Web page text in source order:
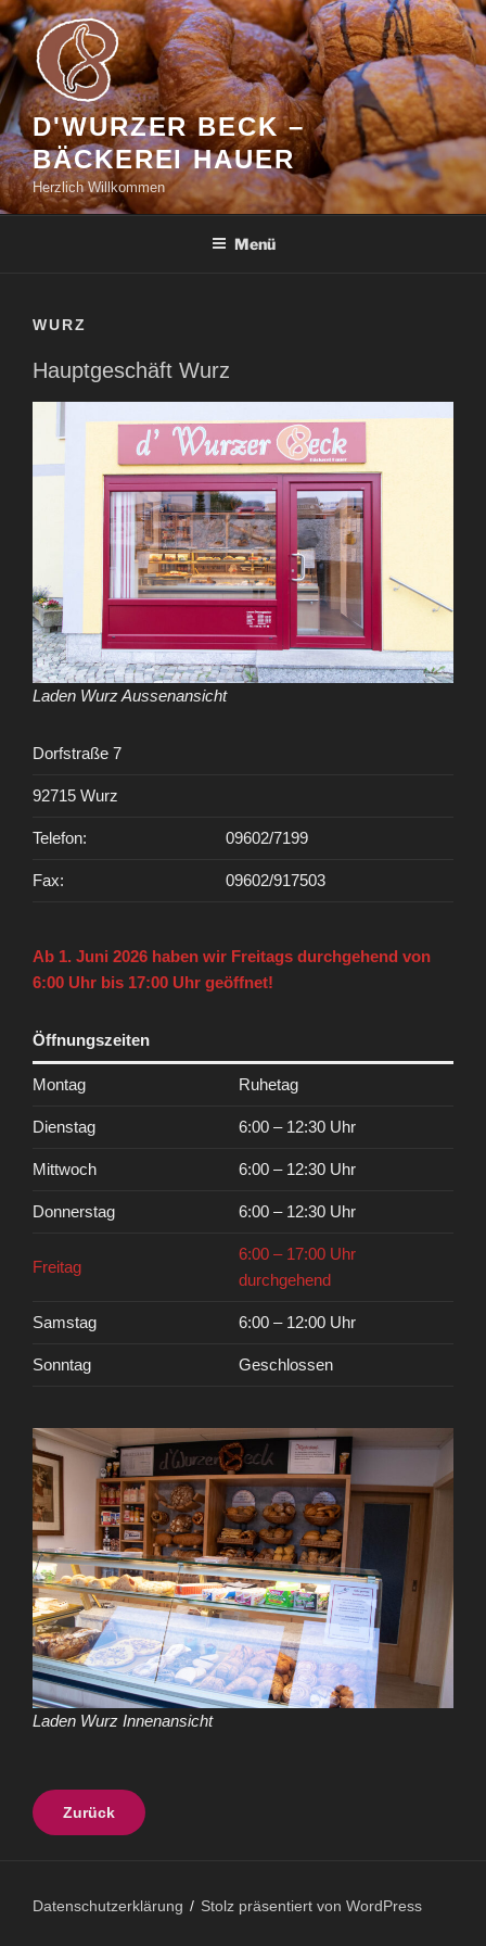
Zum
Inhalt
springen
D'WURZER BECK –
BÄCKEREI HAUER
Herzlich Willkommen
Menü
WURZ
Hauptgeschäft Wurz
Laden Wurz Aussenansicht
Dorfstraße 7
92715 Wurz
Telefon: 09602/7199
Fax: 09602/917503
Ab 1. Juni 2026 haben wir Freitags durchgehend von
6:00 Uhr bis 17:00 Uhr geöffnet!
Öffnungszeiten
Montag Ruhetag
Dienstag 6:00 – 12:30 Uhr
Mittwoch 6:00 – 12:30 Uhr
Donnerstag 6:00 – 12:30 Uhr
Freitag
6:00 – 17:00 Uhr
durchgehend
Samstag 6:00 – 12:00 Uhr
Sonntag Geschlossen
Laden Wurz Innenansicht
Zurück
Datenschutzerklärung Stolz präsentiert von WordPress